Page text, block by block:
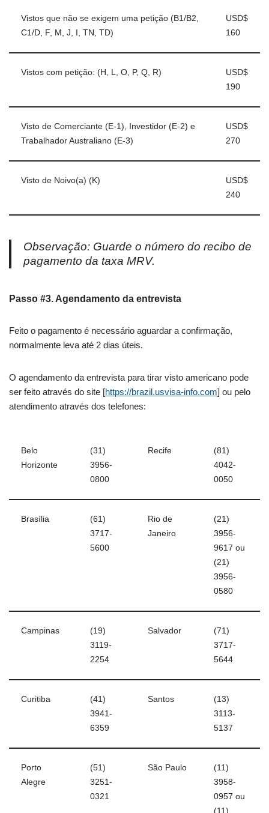
Vistos que não se exigem uma petição (B1/B2,
C1/D, F, M, J, I, TN, TD)
USD$
160
Vistos com petição: (H, L, O, P, Q, R)
USD$
190
Visto de Comerciante (E-1), Investidor (E-2) e
Trabalhador Australiano (E-3)
USD$
270
Visto de Noivo(a) (K)
USD$
240
Observação: Guarde o número do recibo de
pagamento da taxa MRV.
Passo #3. Agendamento da entrevista
Feito o pagamento é necessário aguardar a confirmação,
normalmente leva até 2 dias úteis.
O agendamento da entrevista para tirar visto americano pode
ser feito através do site [https://brazil.usvisa-info.com] ou pelo
atendimento através dos telefones:
Belo
Horizonte
(31)
3956-
0800
Recife
(81)
4042-
0050
Brasília
(61)
3717-
5600
Rio de
Janeiro
(21)
3956-
9617 ou
(21)
3956-
0580
Campinas
(19)
3119-
2254
Salvador
(71)
3717-
5644
Curitiba
(41)
3941-
6359
Santos
(13)
3113-
5137
Porto
Alegre
(51)
3251-
0321
São Paulo
(11)
3958-
0957 ou
(11)